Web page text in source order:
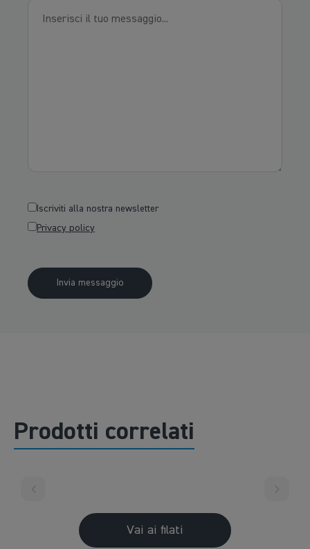
Iscriviti alla nostra newsletter
Privacy policy
Invia messaggio
Prodotti correlati
Vai ai filati